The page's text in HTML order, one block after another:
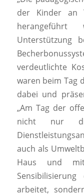
der Kinder an
Unterstützung
verdeutlichte
waren beim Tag
dabei und
„Am Tag der
nicht nur
auch als
Haus und
arbeitet,